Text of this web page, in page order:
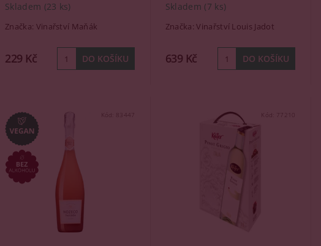
Skladem (23 ks)
Značka: Vinařství Maňák
229 Kč
Skladem (7 ks)
Značka:Vinařství Louis Jadot
639 Kč
Kód: 83447 Kód: 77210